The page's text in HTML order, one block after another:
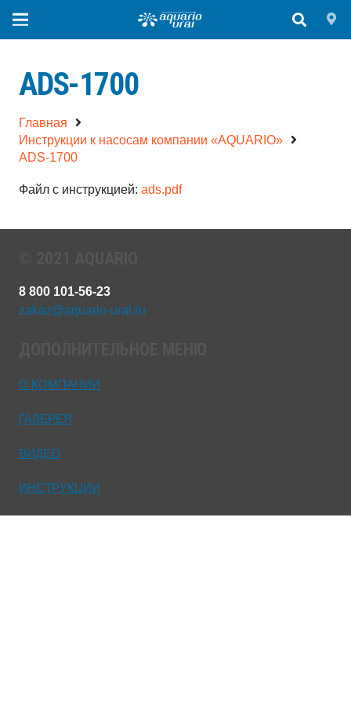
ADS-1700
Главная
Инструкции к насосам компании «AQUARIO»
ADS-1700
Файл с инструкцией: ads.pdf
8 800 101-56-23
zakaz@aquario-ural.ru
О КОМПАНИИ
ГАЛЕРЕЯ
ВИДЕО
ИНСТРУКЦИИ